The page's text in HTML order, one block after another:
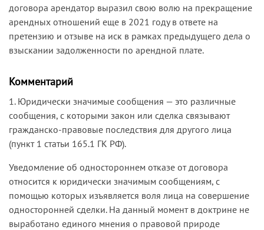
договора арендатор выразил свою волю на прекращение
арендных отношений еще в 2021 году в ответе на
претензию и отзыве на иск в рамках предыдущего дела о
взыскании задолженности по арендной плате.
Комментарий
1. Юридически значимые сообщения — это различные
сообщения, с которыми закон или сделка связывают
гражданско-правовые последствия для другого лица
(пункт 1 статьи 165.1 ГК РФ).
Уведомление об одностороннем отказе от договора
относится к юридически значимым сообщениям, с
помощью которых изъявляется воля лица на совершение
односторонней сделки. На данный момент в доктрине не
выработано единого мнения о правовой природе